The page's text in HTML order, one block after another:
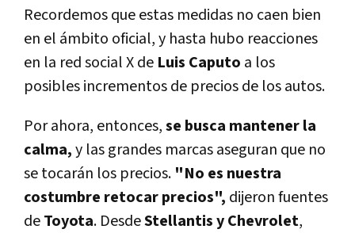
Recordemos que estas medidas no caen bien
en el ámbito oficial, y hasta hubo reacciones
en la red social X de Luis Caputo a los
posibles incrementos de precios de los autos.
Por ahora, entonces,se busca mantener la
calma,y las grandes marcas aseguran que no
se tocarán los precios. "No es nuestra
costumbre retocar precios", dijeron fuentes
deToyota. DesdeStellantis y Chevrolet,